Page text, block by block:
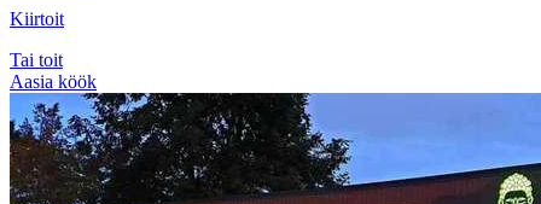
Kiirtoit
Tai toit
Aasia köök